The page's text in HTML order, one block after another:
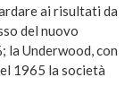
ai risultati da
del nuovo
la Underwood, con
1965 la società